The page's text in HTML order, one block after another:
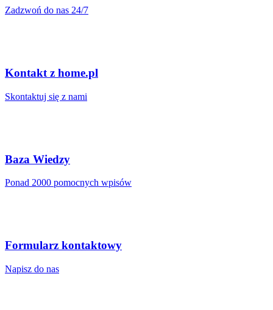
Zadzwoń do nas 24/7
Kontakt z home.pl
Skontaktuj się z nami
Baza Wiedzy
Ponad 2000 pomocnych wpisów
Formularz kontaktowy
Napisz do nas